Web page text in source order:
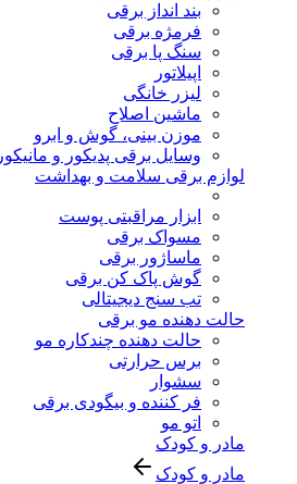
بند انداز برقی
فرمژه برقی
سنگ پا برقی
اپیلاتور
لیزر خانگی
ماشین اصلاح
موزن بینی، گوش و ابرو
وسایل برقی پدیکور و مانیکور
لوازم برقی سلامت و بهداشت
ابزار مراقبتی پوست
مسواک برقی
ماساژور برقی
گوش پاک کن برقی
تب سنج دیجیتالی
حالت دهنده مو برقی
حالت دهنده چندکاره مو
برس حرارتی
سشوار
فر کننده و بیگودی برقی
اتو مو
مادر و کودک
مادر و کودک